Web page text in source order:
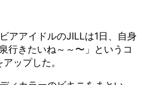
アアイドルのJILLは1日、自身
行きたいね～～〜」というコ
ップした。